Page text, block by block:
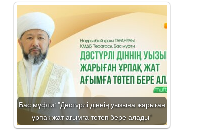
Бас мүфти: "Дәстүрлі діннің уызына жарыған
ұрпақ жат ағымға төтеп бере алады"